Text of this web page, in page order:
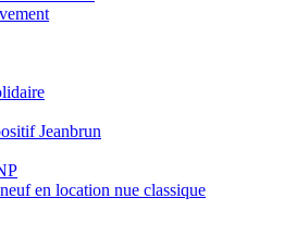
Jeanbrun
en location nue classique